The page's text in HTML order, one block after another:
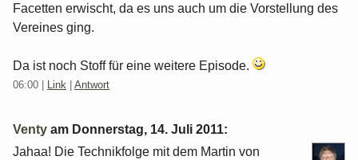
Facetten erwischt, da es uns auch um die Vorstellung des
Vereines ging.
Da ist noch Stoff für eine weitere Episode.
06:00 Link Antwort
Venty am Donnerstag, 14. Juli 2011:
Jahaa! Die Technikfolge mit dem Martin von